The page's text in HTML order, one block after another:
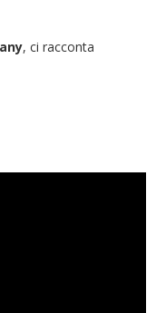
, ci racconta